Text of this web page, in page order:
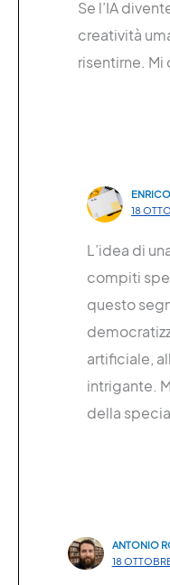
Se l’IA
creatività
risentirne.
18
L’idea di
compiti
questo
artificiale,
intrigante.
della
ANTONIO
18